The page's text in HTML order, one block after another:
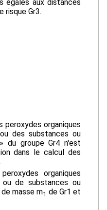
égales aux distances
risque Gr3.
peroxydes organiques
des substances ou
du groupe Gr4 n'est
dans le calcul des
organiques
ou de substances ou
masse m1 de Gr1 et